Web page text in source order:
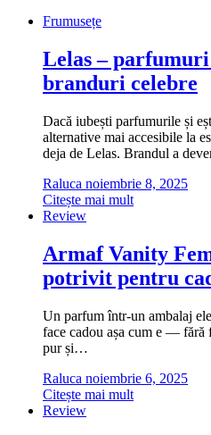
Frumusețe
Lelas –
branduri celebre
Dacă iubești parfumurile și
alternative mai accesibile la
deja de Lelas. Brandul a
Raluca noiembrie 8, 2025
Citește mai mult
Review
Armaf Vanity
potrivit pentru
Un parfum într-un ambalaj
face cadou așa cum e — fără
pur și…
Raluca noiembrie 6, 2025
Citește mai mult
Review